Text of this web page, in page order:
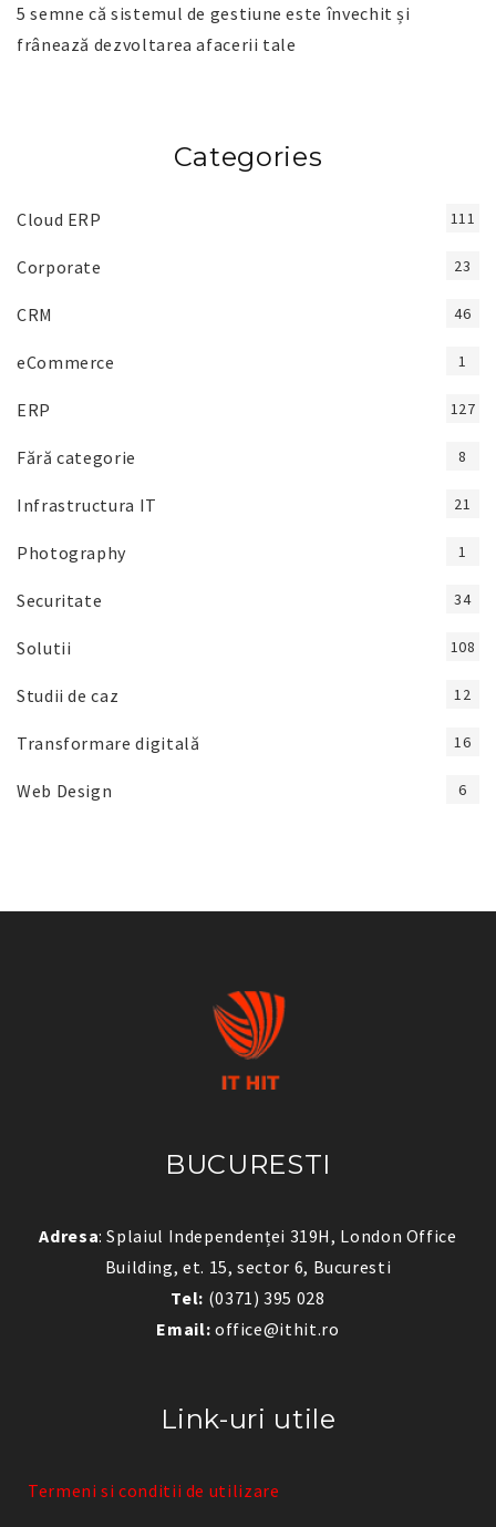
5 semne că sistemul de gestiune este învechit și
frânează dezvoltarea afacerii tale
Categories
Cloud ERP 111
Corporate 23
CRM 46
eCommerce 1
ERP 127
Fără categorie 8
Infrastructura IT 21
Photography 1
Securitate 34
Solutii 108
Studii de caz 12
Transformare digitală 16
Web Design 6
BUCURESTI
Adresa: Splaiul Independenței 319H, London Office
Building, et. 15, sector 6, Bucuresti
Tel: (0371) 395 028
Email: office@ithit.ro
Link-uri utile
Termeni si conditii de utilizare